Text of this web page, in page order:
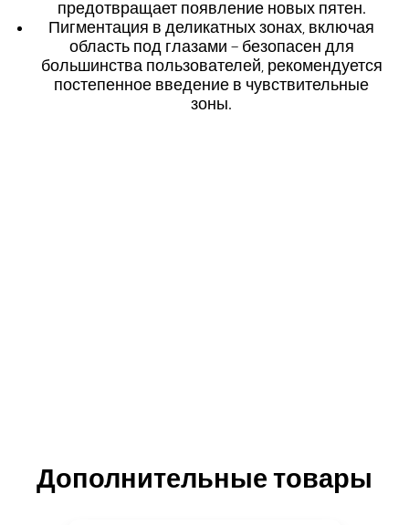
предотвращает появление новых пятен.
Пигментация в деликатных зонах, включая
область под глазами – безопасен для
большинства пользователей, рекомендуется
постепенное введение в чувствительные
зоны.
Дополнительные товары